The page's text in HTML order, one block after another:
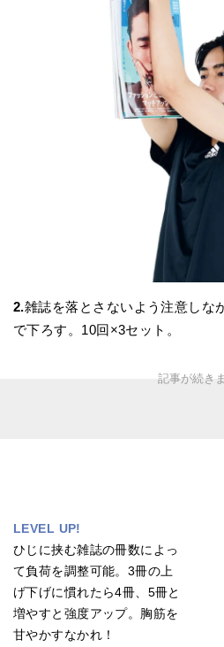
2.雑誌を落とさないよう注意しな
で下ろす。10回×3セット。
LEVEL UP!
ひじに挟む雑誌の冊数によっ
て負荷を調整可能。3冊の上
げ下げに慣れたら4冊、5冊と
増やすと強度アップ。胸筋を
甘やかすなかれ！